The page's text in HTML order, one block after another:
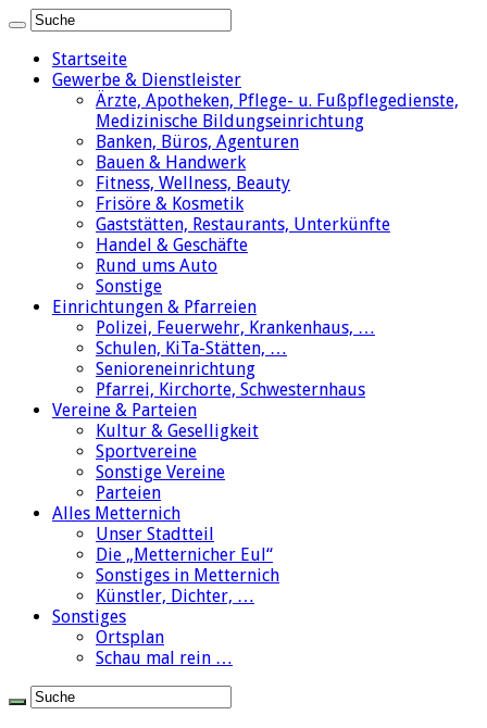
Startseite
Gewerbe & Dienstleister
Ärzte, Apotheken, Pflege- u. Fußpflegedienste,
Medizinische Bildungseinrichtung
Banken, Büros, Agenturen
Bauen & Handwerk
Fitness, Wellness, Beauty
Frisöre & Kosmetik
Gaststätten, Restaurants, Unterkünfte
Handel & Geschäfte
Rund ums Auto
Sonstige
Einrichtungen & Pfarreien
Polizei, Feuerwehr, Krankenhaus, …
Schulen, KiTa-Stätten, …
Senioreneinrichtung
Pfarrei, Kirchorte, Schwesternhaus
Vereine & Parteien
Kultur & Geselligkeit
Sportvereine
Sonstige Vereine
Parteien
Alles Metternich
Unser Stadtteil
Die „Metternicher Eul“
Sonstiges in Metternich
Künstler, Dichter, …
Sonstiges
Ortsplan
Schau mal rein …